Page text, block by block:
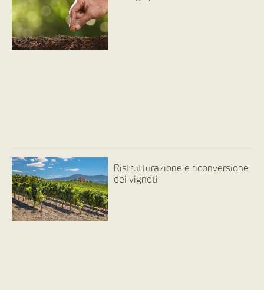
Ristrutturazione e riconversione
dei vigneti